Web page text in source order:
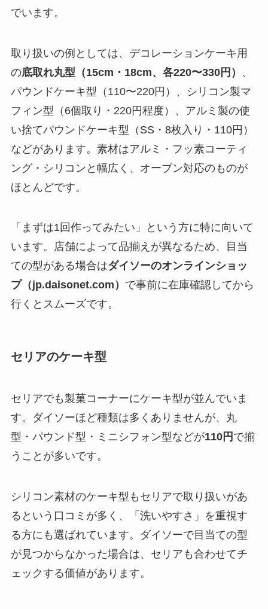
でいます。
取り扱いの例としては、デコレーションケーキ用
の底取れ丸型（15cm・18cm、各220〜330円）
、
パウンドケーキ型（110〜220円）、シリコン製マ
フィン型（6個取り・220円程度）、アルミ製の使
い捨てパウンドケーキ型（SS・8枚入り・110円）
などがあります。素材はアルミ・フッ素コーティ
ング・シリコンと幅広く、オーブン対応のものが
ほとんどです。
「まずは1回作ってみたい」という方に特に向いて
います。店舗によって品揃えが異なるため、目当
ての型がある場合はダイソーのオンラインショッ
プ（jp.daisonet.com） で事前に在庫確認してから
行くとスムーズです。
セリアのケーキ型
セリアでも製菓コーナーにケーキ型が並んでいま
す。ダイソーほど種類は多くありませんが、丸
型・パウンド型・ミニシフォン型などが110円 で揃
うことが多いです。
シリコン素材のケーキ型もセリアで取り扱いがあ
るという口コミが多く、「洗いやすさ」を重視す
る方にも選ばれています。ダイソーで目当ての型
が見つからなかった場合は、セリアも合わせてチ
ェックする価値があります。